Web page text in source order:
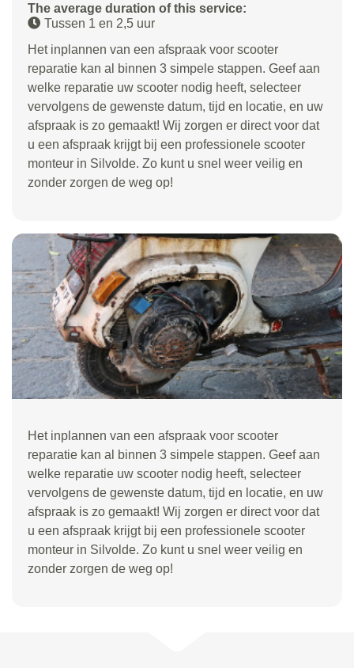
The average duration of this service:
Tussen 1 en 2,5 uur
Het inplannen van een afspraak voor scooter
reparatie kan al binnen 3 simpele stappen. Geef aan
welke reparatie uw scooter nodig heeft, selecteer
vervolgens de gewenste datum, tijd en locatie, en uw
afspraak is zo gemaakt! Wij zorgen er direct voor dat
u een afspraak krijgt bij een professionele scooter
monteur in Silvolde. Zo kunt u snel weer veilig en
zonder zorgen de weg op!
Het inplannen van een afspraak voor scooter
reparatie kan al binnen 3 simpele stappen. Geef aan
welke reparatie uw scooter nodig heeft, selecteer
vervolgens de gewenste datum, tijd en locatie, en uw
afspraak is zo gemaakt! Wij zorgen er direct voor dat
u een afspraak krijgt bij een professionele scooter
monteur in Silvolde. Zo kunt u snel weer veilig en
zonder zorgen de weg op!